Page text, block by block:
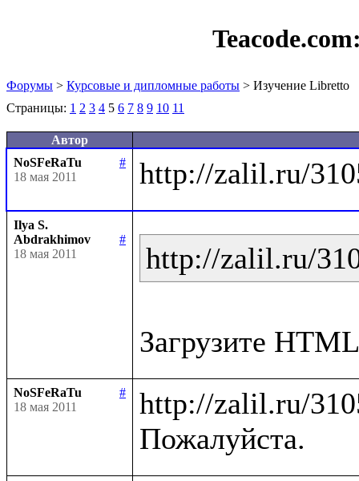
Форумы > Курсовые и дипломные работы > Изучение Libretto
Страницы: 1 2 3 4 5 6 7 8 9 10 11
Автор
NoSFeRaTu
#
18 мая 2011
Ilya S.
Abdrakhimov
#
18 мая 2011
http://zalil.ru/
NoSFeRaTu
#
18 мая 2011
http://zalil.ru/